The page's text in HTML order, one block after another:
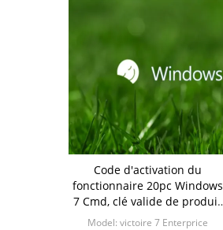
Code d'activation du
fonctionnaire 20pc Windows
7 Cmd, clé valide de produit
d'Internet pour Windows 7
Model: victoire 7 Enterprice